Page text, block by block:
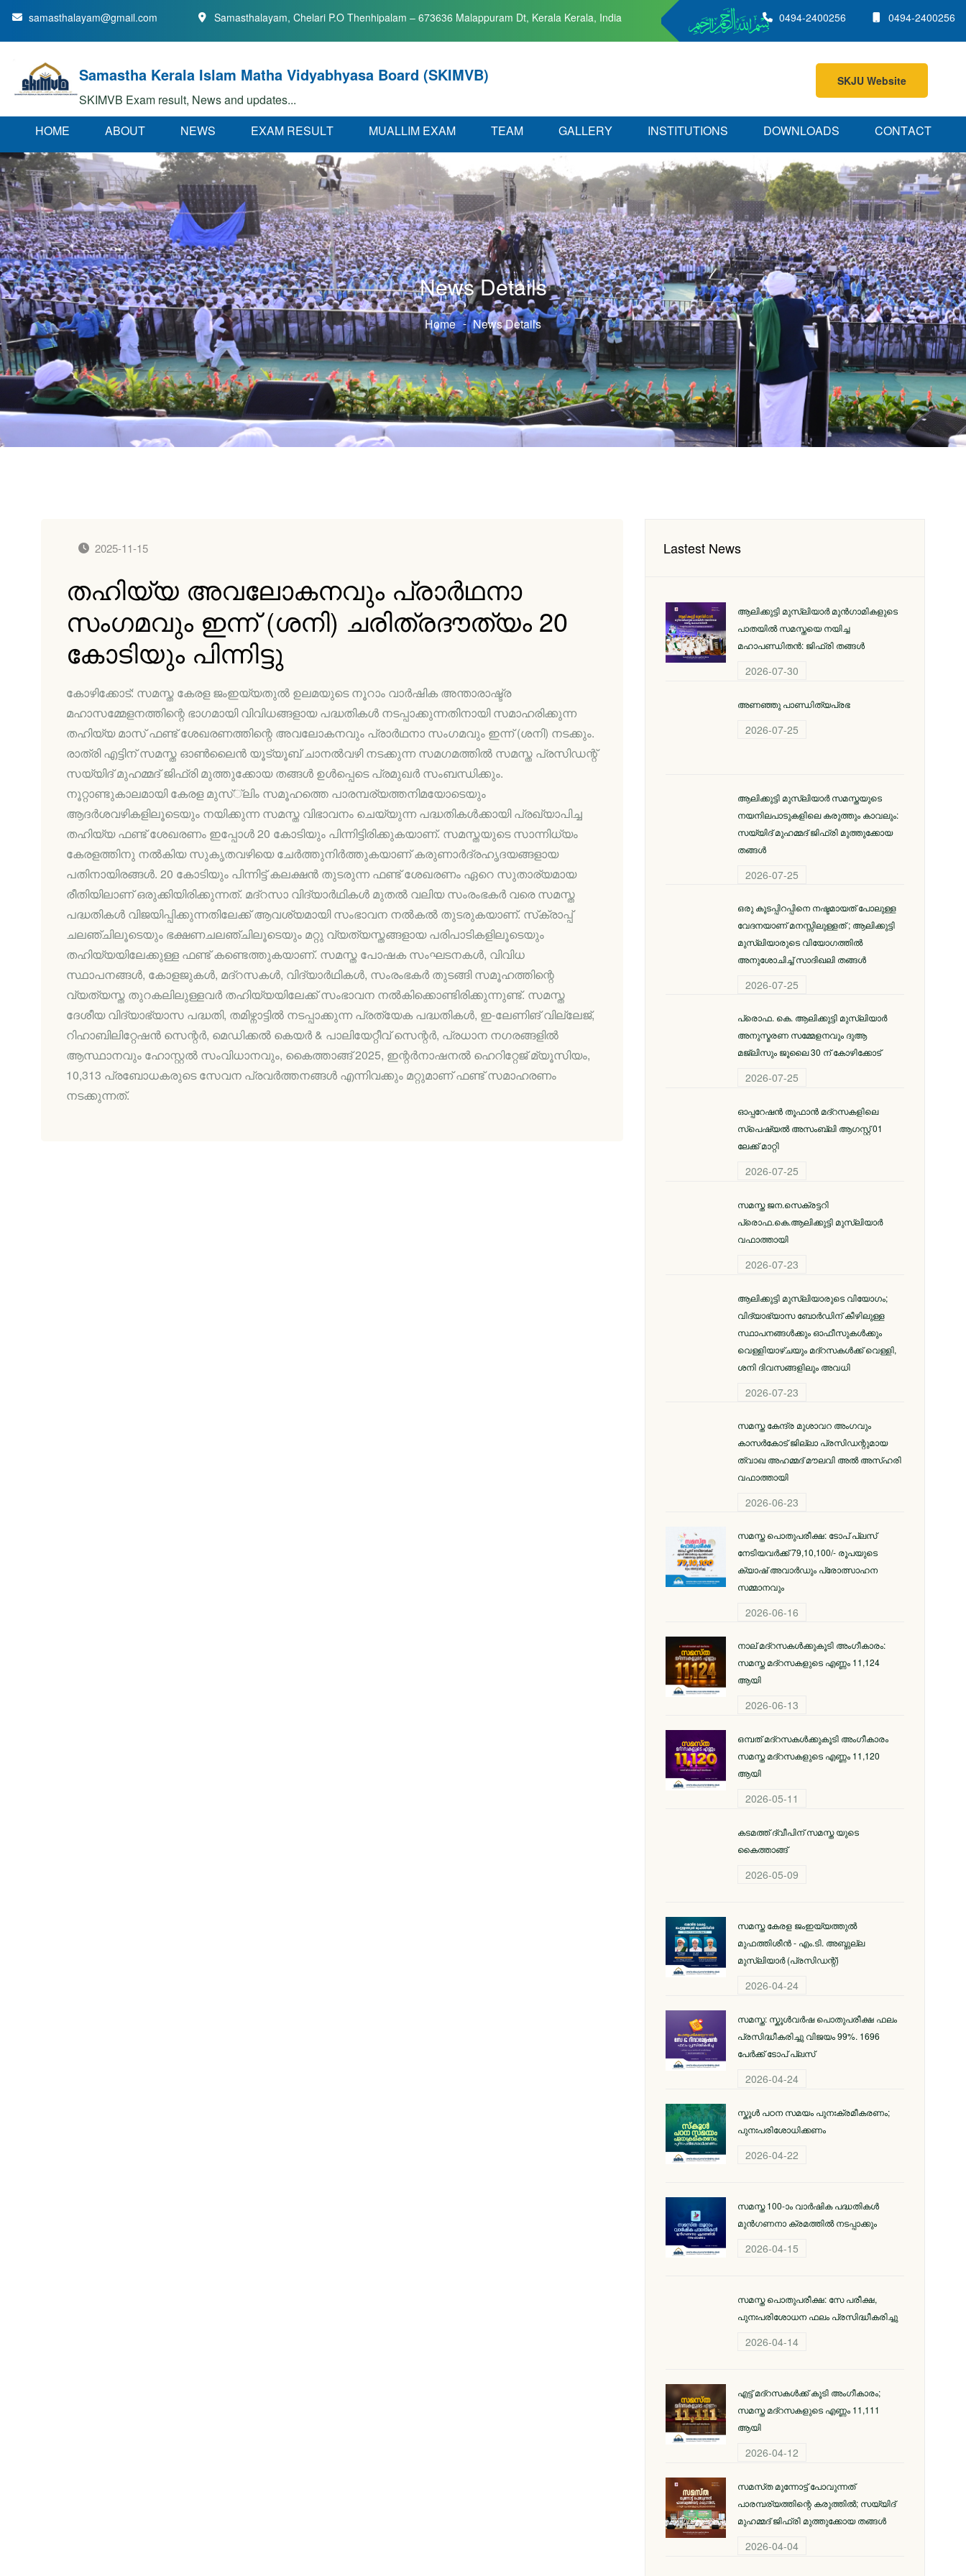
samasthalayam@gmail.com Samasthalayam, Chelari P.O Thenhipalam – 673636 Malappuram Dt, Kerala Kerala, India 0494-2400256 0494-2400256
Samastha Kerala Islam Matha Vidyabhyasa Board (SKIMVB)
SKIMVB Exam result, News and updates...
SKJU Website
SKJU Website
HOME ABOUT NEWS EXAM RESULT MUALLIM EXAM TEAM GALLERY INSTITUTIONS DOWNLOADS CONTACT
News Details
Home News Details
2025-11-15
തഹിയ്യ അവലോകനവും പ്രാര്‍ഥനാ
സംഗമവും ഇന്ന് (ശനി) ചരിത്രദൗത്യം 20
കോടിയും പിന്നിട്ടു
കോഴിക്കോട്: സമസ്ത കേരള ജംഇയ്യതുല്‍ ഉലമയുടെ നൂറാം വാര്‍ഷിക അന്താരാഷ്ട്ര
മഹാസമ്മേളനത്തിന്റെ ഭാഗമായി വിവിധങ്ങളായ പദ്ധതികള്‍ നടപ്പാക്കുന്നതിനായി സമാഹരിക്കുന്ന
തഹിയ്യ മാസ് ഫണ്ട് ശേഖരണത്തിന്റെ അവലോകനവും പ്രാര്‍ഥനാ സംഗമവും ഇന്ന് (ശനി) നടക്കും.
രാത്രി എട്ടിന് സമസ്ത ഓണ്‍ലൈന്‍ യൂട്യൂബ് ചാനല്‍വഴി നടക്കുന്ന സമഗമത്തില്‍ സമസ്ത പ്രസിഡന്റ്
സയ്യിദ് മുഹമ്മദ് ജിഫ്‌രി മുത്തുക്കോയ തങ്ങള്‍ ഉള്‍പ്പെടെ പ്രമുഖര്‍ സംബന്ധിക്കും.
നൂറ്റാണ്ടുകാലമായി കേരള മുസ്്ലിം സമൂഹത്തെ പാരമ്പര്യത്തനിമയോടെയും
ആദര്‍ശവഴികളിലൂടെയും നയിക്കുന്ന സമസ്ത വിഭാവനം ചെയ്യുന്ന പദ്ധതികള്‍ക്കായി പ്രഖ്യാപിച്ച
തഹിയ്യ ഫണ്ട് ശേഖരണം ഇപ്പോള്‍ 20 കോടിയും പിന്നിട്ടിരിക്കുകയാണ്. സമസ്തയുടെ സാന്നിധ്യം
കേരളത്തിനു നല്‍കിയ സുകൃതവഴിയെ ചേര്‍ത്തുനിര്‍ത്തുകയാണ് കരുണാര്‍ദ്രഹൃദയങ്ങളായ
പതിനായിരങ്ങള്‍. 20 കോടിയും പിന്നിട്ട് കലക്ഷന്‍ തുടരുന്ന ഫണ്ട് ശേഖരണം ഏറെ സുതാര്യമായ
രീതിയിലാണ് ഒരുക്കിയിരിക്കുന്നത്. മദ്റസാ വിദ്യാര്‍ഥികള്‍ മുതല്‍ വലിയ സംരംഭകര്‍ വരെ സമസ്ത
പദ്ധതികള്‍ വിജയിപ്പിക്കുന്നതിലേക്ക് ആവശ്യമായി സംഭാവന നല്‍കല്‍ തുടരുകയാണ്. സ്‌ക്രാപ്പ്
ചലഞ്ചിലൂടെയും ഭക്ഷണചലഞ്ചിലൂടെയും മറ്റു വ്യത്യസ്തങ്ങളായ പരിപാടികളിലൂടെയും
തഹിയ്യയിലേക്കുള്ള ഫണ്ട് കണ്ടെത്തുകയാണ്. സമസ്ത പോഷക സംഘടനകള്‍, വിവിധ
സ്ഥാപനങ്ങള്‍, കോളജുകള്‍, മദ്റസകള്‍, വിദ്യാര്‍ഥികള്‍, സംരംഭകര്‍ തുടങ്ങി സമൂഹത്തിന്റെ
വ്യത്യസ്ത തുറകലിലുള്ളവര്‍ തഹിയ്യയിലേക്ക് സംഭാവന നല്‍കിക്കൊണ്ടിരിക്കുന്നുണ്ട്. സമസ്ത
ദേശീയ വിദ്യാഭ്യാസ പദ്ധതി, തമിഴ്നാട്ടില്‍ നടപ്പാക്കുന്ന പ്രത്യേക പദ്ധതികള്‍, ഇ-ലേണിങ് വില്ലേജ്,
റിഹാബിലിറ്റേഷന്‍ സെന്റര്‍, മെഡിക്കല്‍ കെയര്‍ & പാലിയേറ്റീവ് സെന്റര്‍, പ്രധാന നഗരങ്ങളില്‍
ആസ്ഥാനവും ഹോസ്റ്റല്‍ സംവിധാനവും, കൈത്താങ്ങ് 2025, ഇന്റര്‍നാഷനല്‍ ഹെറിറ്റേജ് മ്യൂസിയം,
10,313 പ്രബോധകരുടെ സേവന പ്രവര്‍ത്തനങ്ങള്‍ എന്നിവക്കും മറ്റുമാണ് ഫണ്ട് സമാഹരണം
നടക്കുന്നത്.
Lastest News
ആലിക്കുട്ടി മുസ്‌ലിയാർ മുൻഗാമികളുടെ
പാതയിൽ സമസ്തയെ നയിച്ച
മഹാപണ്ഡിതൻ: ജിഫ്‌രി തങ്ങൾ
2026-07-30
അണഞ്ഞു പാണ്ഡിത്യപ്രഭ
2026-07-25
ആലിക്കുട്ടി മുസ്‌ലിയാർ സമസ്തയുടെ
നയനിലപാടുകളിലെ കരുത്തും കാവലും:
സയ്യിദ് മുഹമ്മദ് ജിഫ്രി മുത്തുക്കോയ
തങ്ങൾ
2026-07-25
ഒരു കൂടപ്പിറപ്പിനെ നഷ്ടമായത് പോലുള്ള
വേദനയാണ് മനസ്സിലുള്ളത് ; ആലിക്കുട്ടി
മുസ്‌ലിയാരുടെ വിയോ​ഗത്തിൽ
അനുശോചിച്ച് സാദിഖലി തങ്ങൾ
2026-07-25
പ്രൊഫ. കെ. ആലിക്കുട്ടി മുസ്‌ലിയാർ
അനുസ്മരണ സമ്മേളനവും ദുആ
മജ്ലിസും ജൂലൈ 30 ന് കോഴിക്കോട്
2026-07-25
ഓപ്പറേഷൻ തൂഫാൻ മദ്റസകളിലെ
സ്പെഷ്യൽ അസംബ്ലി ആഗസ്റ്റ് 01
ലേക്ക് മാറ്റി
2026-07-25
സമസ്ത ജന.സെക്രട്ടറി
പ്രൊഫ.കെ.ആലിക്കുട്ടി മുസ്‌ലിയാര്‍
വഫാത്തായി
2026-07-23
ആലിക്കുട്ടി മുസ്​ലിയാരുടെ വിയോ​ഗം;
വിദ്യാഭ്യാസ ബോര്‍ഡിന് കീഴിലുള്ള
സ്ഥാപനങ്ങള്‍ക്കും ഓഫീസുകള്‍ക്കും
വെള്ളിയാഴ്ചയും മദ്റസകള്‍ക്ക് വെള്ളി,
ശനി ദിവസങ്ങളിലും അവധി
2026-07-23
സമസ്ത കേന്ദ്ര മുശാവറ അംഗവും
കാസര്‍കോട് ജില്ലാ പ്രസിഡന്റുമായ
ത്വാഖ അഹമ്മദ് മൗലവി അല്‍ അസ്ഹരി
വഫാത്തായി
2026-06-23
സമസ്ത പൊതുപരീക്ഷ: ടോപ് പ്ലസ്
നേടിയവര്‍ക്ക് 79,10,100/- രൂപയുടെ
ക്യാഷ് അവാര്‍ഡും പ്രോത്സാഹന
സമ്മാനവും
2026-06-16
നാല് മദ്‌റസകൾക്കുകൂടി അംഗീകാരം:
സമസ്ത മദ്‌റസകളുടെ എണ്ണം 11,124
ആയി
2026-06-13
ഒമ്പത് മദ്റസകള്‍ക്കുകൂടി അംഗീകാരം
സമസ്ത മദ്റസകളുടെ എണ്ണം 11,120
ആയി
2026-05-11
കടമത്ത് ദ്വീപിന് സമസ്ത യുടെ
കൈത്താങ്ങ്
2026-05-09
സമസ്ത കേരള ജംഇയ്യത്തുല്‍
മുഫത്തിശീന്‍ - എം.ടി. അബ്ദുല്ല
മുസ്‌ലിയാര്‍ (പ്രസിഡന്റ്)
2026-04-24
സമസ്ത: സ്കൂള്‍വര്‍ഷ പൊതുപരീക്ഷ ഫലം
പ്രസിദ്ധീകരിച്ചു വിജയം 99%. 1696
പേര്‍ക്ക് ടോപ് പ്ലസ്
2026-04-24
സ്കൂള്‍ പഠന സമയം പുനഃക്രമീകരണം;
പുനഃപരിശോധിക്കണം
2026-04-22
സമസ്ത 100-ാം വാര്‍ഷിക പദ്ധതികള്‍
മുന്‍ഗണനാ ക്രമത്തില്‍ നടപ്പാക്കും
2026-04-15
സമസ്ത പൊതുപരീക്ഷ: സേ പരീക്ഷ,
പുനഃപരിശോധന ഫലം പ്രസിദ്ധീകരിച്ചു
2026-04-14
എട്ട് മദ്റസകള്‍ക്ക് കൂടി അംഗീകാരം;
സമസ്ത മദ്റസകളുടെ എണ്ണം 11,111
ആയി
2026-04-12
സമസ്‌ത മുന്നോട്ട് പോവുന്നത്
പാരമ്പര്യത്തിന്റെ കരുത്തിൽ; സയ്യിദ്
മുഹമ്മദ് ജിഫ്രി മുത്തുക്കോയ തങ്ങള്‍
2026-04-04